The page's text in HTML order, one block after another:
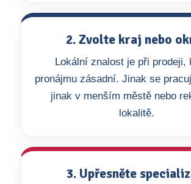
2. Zvolte kraj nebo
Lokální znalost je při prodeji,
pronájmu zásadní. Jinak se
jinak v menším městě nebo
lokalitě.
3. Upřesněte